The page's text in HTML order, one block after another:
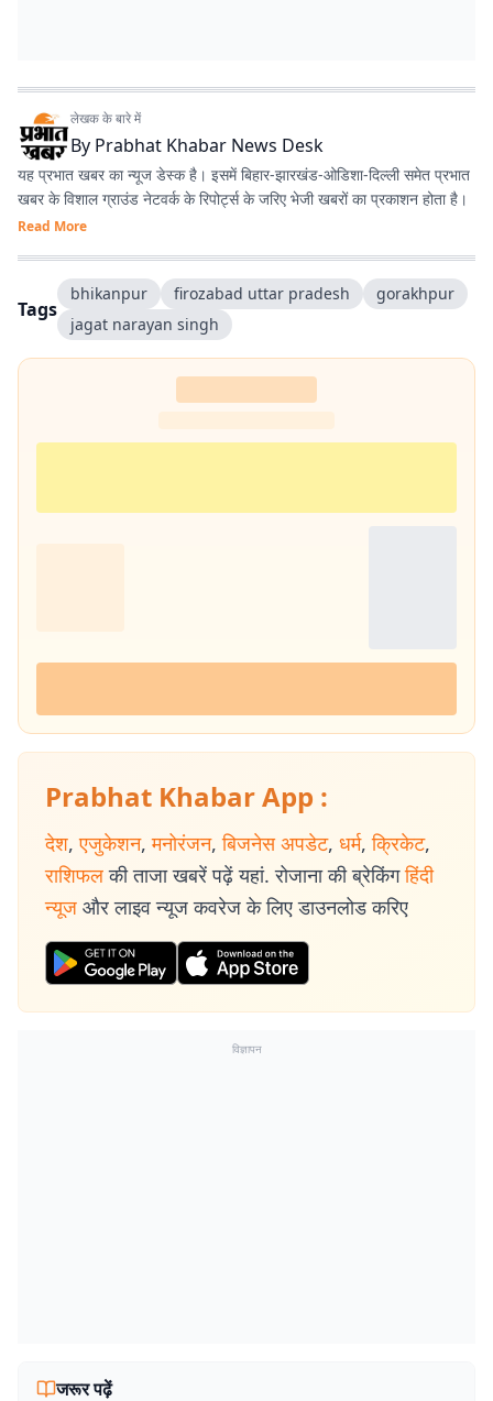
लेखक के बारे में
By Prabhat Khabar News Desk
यह प्रभात खबर का न्यूज डेस्क है। इसमें बिहार-झारखंड-ओडिशा-दिल्‍ली समेत प्रभात
खबर के विशाल ग्राउंड नेटवर्क के रिपोर्ट्स के जरिए भेजी खबरों का प्रकाशन होता है।
Read More
Tags
bhikanpur firozabad uttar pradesh
gorakhpur
jagat narayan singh
Prabhat Khabar App :
देश, एजुकेशन, मनोरंजन, बिजनेस अपडेट, धर्म, क्रिकेट,
राशिफल की ताजा खबरें पढ़ें यहां. रोजाना की ब्रेकिंग हिंदी
न्यूज और लाइव न्यूज कवरेज के लिए डाउनलोड करिए
विज्ञापन
जरूर पढ़ें